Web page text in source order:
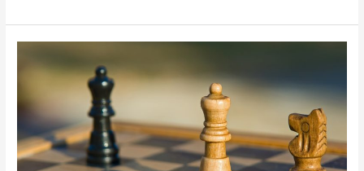
uitslagen
februari